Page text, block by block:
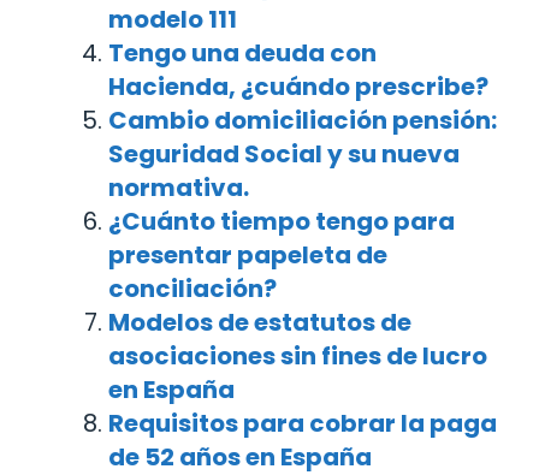
modelo 111
Tengo una deuda con
Hacienda, ¿cuándo prescribe?
Cambio domiciliación pensión:
Seguridad Social y su nueva
normativa.
¿Cuánto tiempo tengo para
presentar papeleta de
conciliación?
Modelos de estatutos de
asociaciones sin fines de lucro
en España
Requisitos para cobrar la paga
de 52 años en España